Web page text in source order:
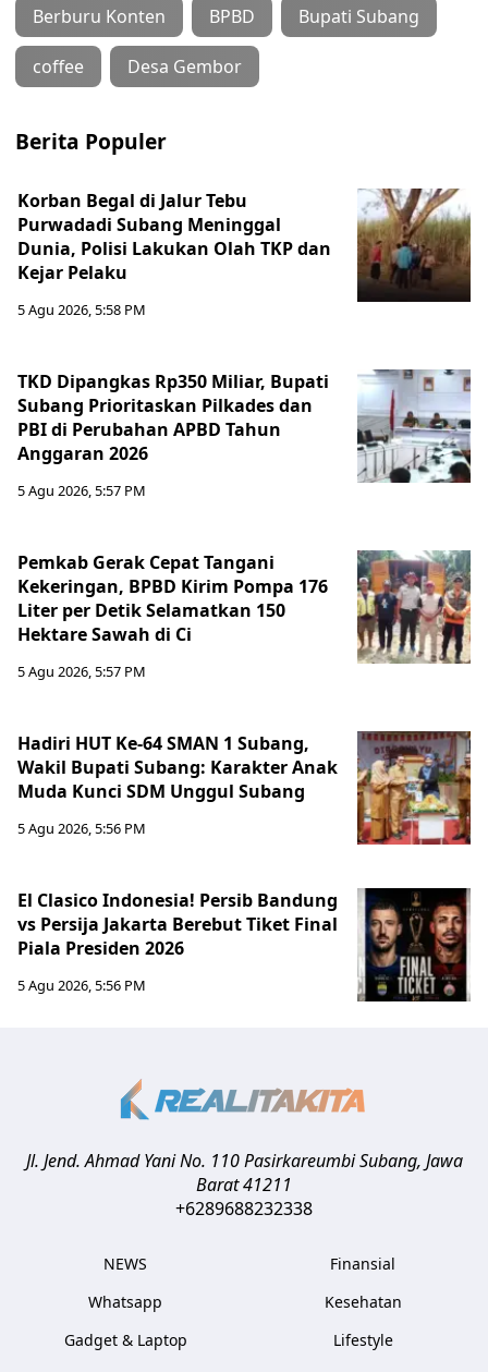
Berburu Konten BPBD Bupati Subang
coffee Desa Gembor
Berita Populer
Korban Begal di Jalur Tebu
Purwadadi Subang Meninggal
Dunia, Polisi Lakukan Olah TKP dan
Kejar Pelaku
5 Agu 2026, 5:58 PM
TKD Dipangkas Rp350 Miliar, Bupati
Subang Prioritaskan Pilkades dan
PBI di Perubahan APBD Tahun
Anggaran 2026
5 Agu 2026, 5:57 PM
Pemkab Gerak Cepat Tangani
Kekeringan, BPBD Kirim Pompa 176
Liter per Detik Selamatkan 150
Hektare Sawah di Ci
5 Agu 2026, 5:57 PM
Hadiri HUT Ke-64 SMAN 1 Subang,
Wakil Bupati Subang: Karakter Anak
Muda Kunci SDM Unggul Subang
5 Agu 2026, 5:56 PM
El Clasico Indonesia! Persib Bandung
vs Persija Jakarta Berebut Tiket Final
Piala Presiden 2026
5 Agu 2026, 5:56 PM
Jl. Jend. Ahmad Yani No. 110 Pasirkareumbi Subang, Jawa
Barat41211
+6289688232338
NEWS
Whatsapp
Gadget & Laptop
Finansial
Kesehatan
Lifestyle